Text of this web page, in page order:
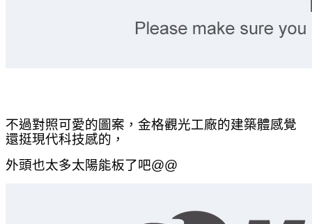
不過對照可愛的圖案，金格觀光工廠的建築體感覺
還挺現代科技感的，
外頭也太多太陽能板了吧@@